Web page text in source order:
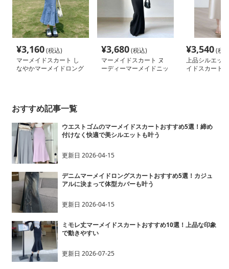
¥3,160(税込)
マーメイドスカート し
なやかマーメイドロング
¥3,680(税込)
マーメイドスカート ヌ
ーディーマーメイドニッ
¥3,540(税
上品シルエッ
イドスカート
おすすめ記事一覧
ウエストゴムのマーメイドスカートおすすめ5選！締め
付けなく快適で美シルエットも叶う
更新日 2026-04-15
デニムマーメイドロングスカートおすすめ5選！カジュ
アルに決まって体型カバーも叶う
更新日 2026-04-15
ミモレ丈マーメイドスカートおすすめ10選！上品な印象
で動きやすい
更新日 2026-07-25